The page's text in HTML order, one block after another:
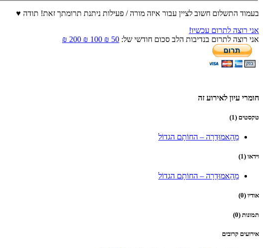
בעמוד התשלום חשוב לציין עבור איזה מורה / פעילות ניתנת תרומתך זאת! תודה ♥
אני רוצה לתרום עכשיו!
אני רוצה לתרום בנדיבות הלב סכום חודשי של: 50 ₪
100 ₪
200 ₪
חומרי עיון לאירוע זה
טקסטים (1)
מָהָאמוּדְרָה – החוֹתָם הגדוֹל
וידאו (1)
מָהָאמוּדְרָה – החוֹתָם הגדוֹל
אודיו (0)
תמונות (0)
אירועים קרובים